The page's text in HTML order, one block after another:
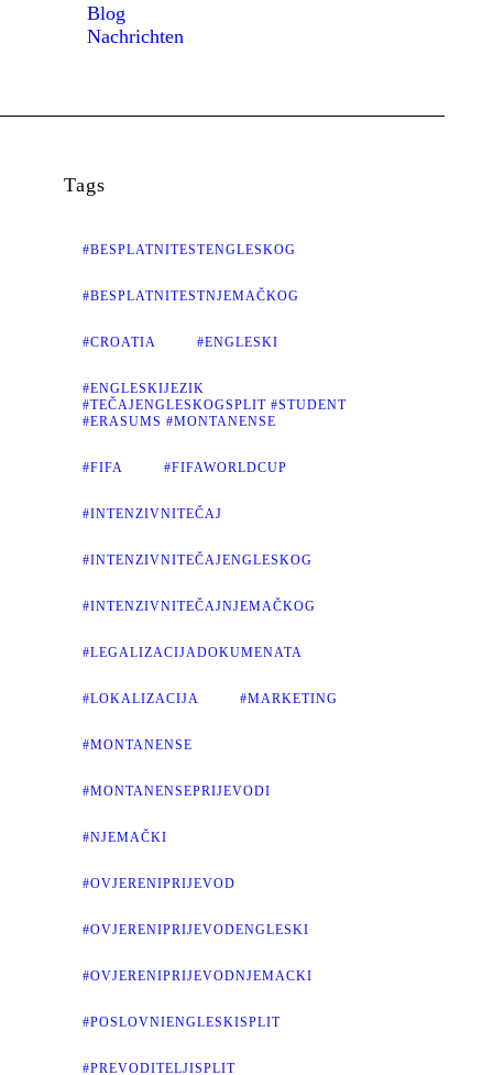
Blog
Nachrichten
Tags
#BESPLATNITESTENGLESKOG
#BESPLATNITESTNJEMAČKOG
#CROATIA #ENGLESKI
#ENGLESKIJEZIK
#TEČAJENGLESKOGSPLIT #STUDENT
#ERASUMS #MONTANENSE
#FIFA #FIFAWORLDCUP
#INTENZIVNITEČAJ
#INTENZIVNITEČAJENGLESKOG
#INTENZIVNITEČAJNJEMAČKOG
#LEGALIZACIJADOKUMENATA
#LOKALIZACIJA #MARKETING
#MONTANENSE
#MONTANENSEPRIJEVODI
#NJEMAČKI
#OVJERENIPRIJEVOD
#OVJERENIPRIJEVODENGLESKI
#OVJERENIPRIJEVODNJEMACKI
#POSLOVNIENGLESKISPLIT
#PREVODITELJISPLIT